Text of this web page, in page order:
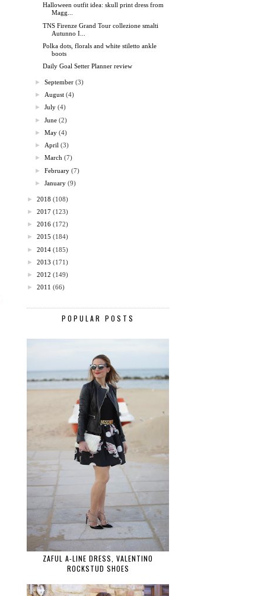
Halloween outfit idea: skull print dress from
Magg...
TNS Firenze Grand Tour collezione smalti
Autunno I...
Polka dots, florals and white stiletto ankle
boots
Daily Goal Setter Planner review
►September (3)
► August (4)
►July (4)
►June (2)
►May (4)
► April (3)
►March (7)
►February (7)
►January (9)
► 2018 (108)
► 2017 (123)
► 2016 (172)
► 2015 (184)
► 2014 (185)
► 2013 (171)
► 2012 (149)
► 2011 (66)
POPULAR POSTS
ZAFUL A-LINE DRESS, VALENTINO
ROCKSTUD SHOES